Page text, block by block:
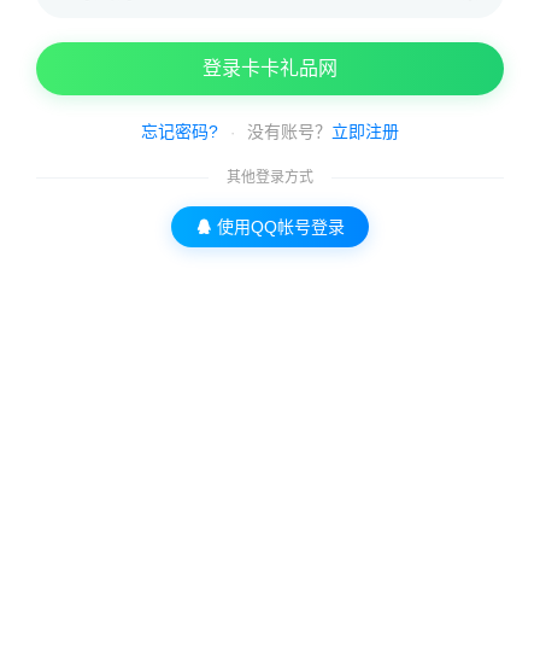
登录卡卡礼品网
忘记密码? · 没有账号？ 立即注册
其他登录方式
使用QQ帐号登录